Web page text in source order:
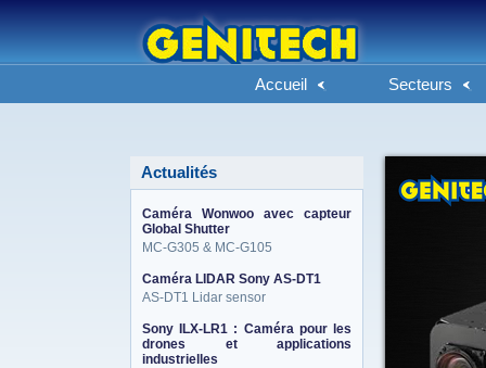
Accueil Secteurs
Actualités
Caméra Wonwoo avec capteur
Global Shutter
MC-G305 & MC-G105
Caméra LIDAR Sony AS-DT1
AS-DT1 Lidar sensor
Sony ILX-LR1 : Caméra pour les
drones et applications
industrielles